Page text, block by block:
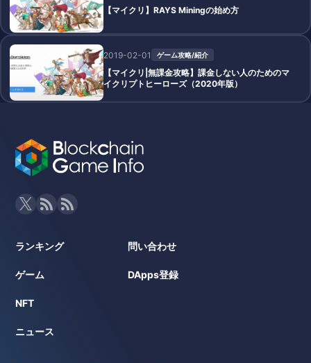
【マイクリ】RAYS Miningの始め方
2019-02-01 ゲーム攻略/紹介
【マイクリ|無課金攻略】課金しない人のためのマ
イクリプトヒーローズ（2020年版）
ランキング
ゲーム
NFT
ニュース
問い合わせ
DApps登録